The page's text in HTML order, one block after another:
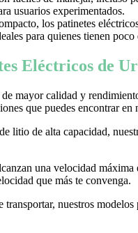
usuarios experimentados.
los patinetes
para quienes tienen
Eléctricos de
mayor calidad y
que puedes encontrar en
litio de alta capacidad,
una velocidad
que más te convenga.
transportar, nuestros